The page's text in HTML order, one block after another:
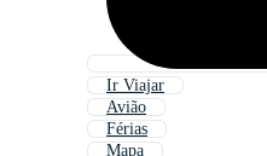
Ir Viajar
Avião
Férias
Mapa